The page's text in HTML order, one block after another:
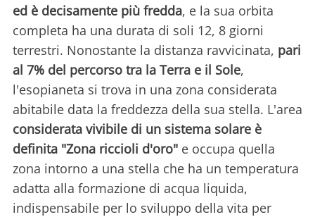
ed è decisamente più fredda, e la sua orbita
completa ha una durata di soli 12, 8 giorni
terrestri. Nonostante la distanza ravvicinata, pari
al 7% del percorso tra la Terra e il Sole,
l'esopianeta si trova in una zona considerata
abitabile data la freddezza della sua stella. L'area
considerata vivibile di un sistema solare è
definita "Zona riccioli d'oro" e occupa quella
zona intorno a una stella che ha un temperatura
adatta alla formazione di acqua liquida,
indispensabile per lo sviluppo della vita per